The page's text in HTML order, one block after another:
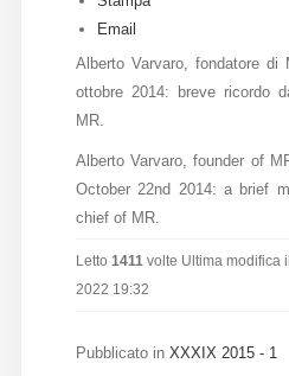
Indici
Seminario
Diffusione
Email
Alberto Varvaro, fondatore
ottobre 2014: breve ricordo
MR.
Alberto Varvaro, founder of
October 22nd 2014: a brief
chief of MR.
Letto 1411 volte Ultima modifica
2022 19:32
Pubblicato in XXXIX 2015 - 1